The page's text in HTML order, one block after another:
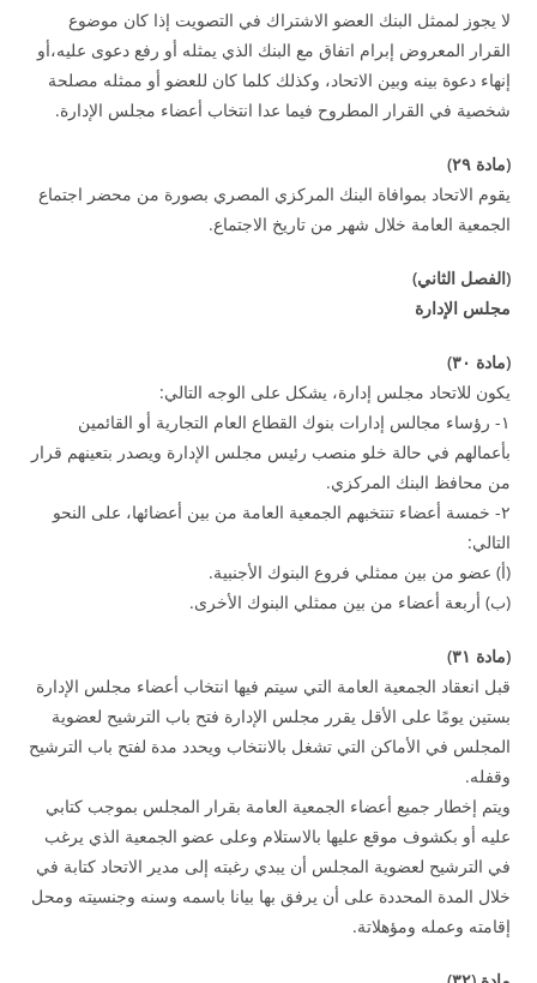
لا يجوز لممثل البنك العضو الاشتراك في التصويت إذا كان موضوع
القرار المعروض إبرام اتفاق مع البنك الذي يمثله أو رفع دعوى عليه،أو
إنهاء دعوة بينه وبين الاتحاد، وكذلك كلما كان للعضو أو ممثله مصلحة
شخصية في القرار المطروح فيما عدا انتخاب أعضاء مجلس الإدارة.
(مادة۲۹)
يقوم الاتحاد بموافاة البنك المركزي المصري بصورة من محضر اجتماع
الجمعية العامة خلال شهر من تاريخ الاجتماع.
(الفصل الثاني)
مجلس الإدارة
(مادة ۳۰)
يكون للاتحاد مجلس إدارة، يشكل على الوجه التالي:
۱- رؤساء مجالس إدارات بنوك القطاع العام التجارية أو القائمين
بأعمالهم في حالة خلو منصب رئيس مجلس الإدارة ويصدر بتعينهم قرار
من محافظ البنك المركزي.
۲- خمسة أعضاء تنتخبهم الجمعية العامة من بين أعضائها، على النحو
التالي:
(أ) عضو من بين ممثلي فروع البنوك الأجنبية.
(ب) أربعة أعضاء من بين ممثلي البنوك الأخرى.
(مادة ۳۱)
قبل انعقاد الجمعية العامة التي سيتم فيها انتخاب أعضاء مجلس الإدارة
بستين يومًا على الأقل يقرر مجلس الإدارة فتح باب الترشيح لعضوية
المجلس في الأماكن التي تشغل بالانتخاب ويحدد مدة لفتح باب الترشيح
وقفله.
ويتم إخطار جميع أعضاء الجمعية العامة بقرار المجلس بموجب كتابي
عليه أو بكشوف موقع عليها بالاستلام وعلى عضو الجمعية الذي يرغب
في الترشيح لعضوية المجلس أن يبدي رغبته إلى مدير الاتحاد كتابة في
خلال المدة المحددة على أن يرفق بها بيانا باسمه وسنه وجنسيته ومحل
إقامته وعمله ومؤهلاتة.